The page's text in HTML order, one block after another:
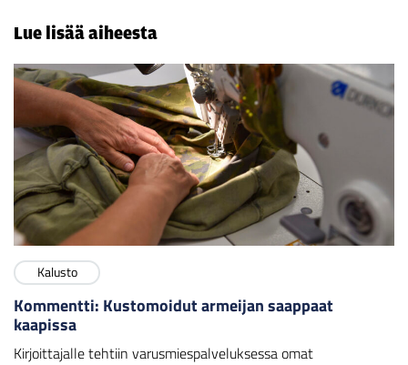
Lue lisää aiheesta
Kalusto
Kommentti: Kustomoidut armeijan saappaat
kaapissa
Kirjoittajalle tehtiin varusmiespalveluksessa omat